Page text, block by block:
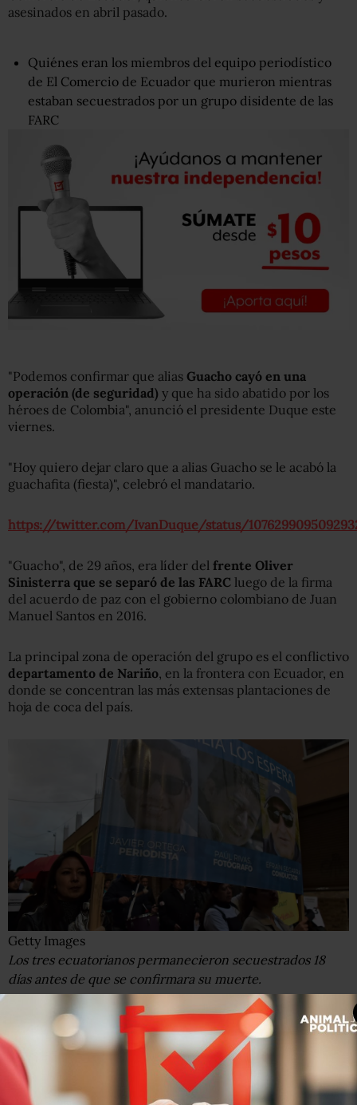
asesinados en abril pasado.
Quiénes eran los miembros del equipo periodístico
de El Comercio de Ecuador que murieron mientras
estaban secuestrados por un grupo disidente de las
FARC
"Podemos confirmar que alias Guacho cayó en una
operación (de seguridad) y que ha sido abatido por los
héroes de Colombia", anunció el presidente Duque este
viernes.
"Hoy quiero dejar claro que a alias Guacho se le acabó la
guachafita (fiesta)", celebró el mandatario.
https://twitter.com/IvanDuque/status/
"Guacho", de 29 años, era líder del frente Oliver
Sinisterra que se separó de las FARC luego de la firma
del acuerdo de paz con el gobierno colombiano de Juan
Manuel Santos en 2016.
La principal zona de operación del grupo es el conflictivo
departamento de Nariño , en la frontera con Ecuador, en
donde se concentran las más extensas plantaciones de
hoja de coca del país.
Getty Images
Los tres ecuatorianos permanecieron secuestrados 18
días antes de que se confirmara su muerte.
Actualmente existen
30 grupos disidentes de las FARC
con 1.749 hombres en armas, según la agencia Reuters.
Más de 13.000 integrantes de las FARC, incluidos más de